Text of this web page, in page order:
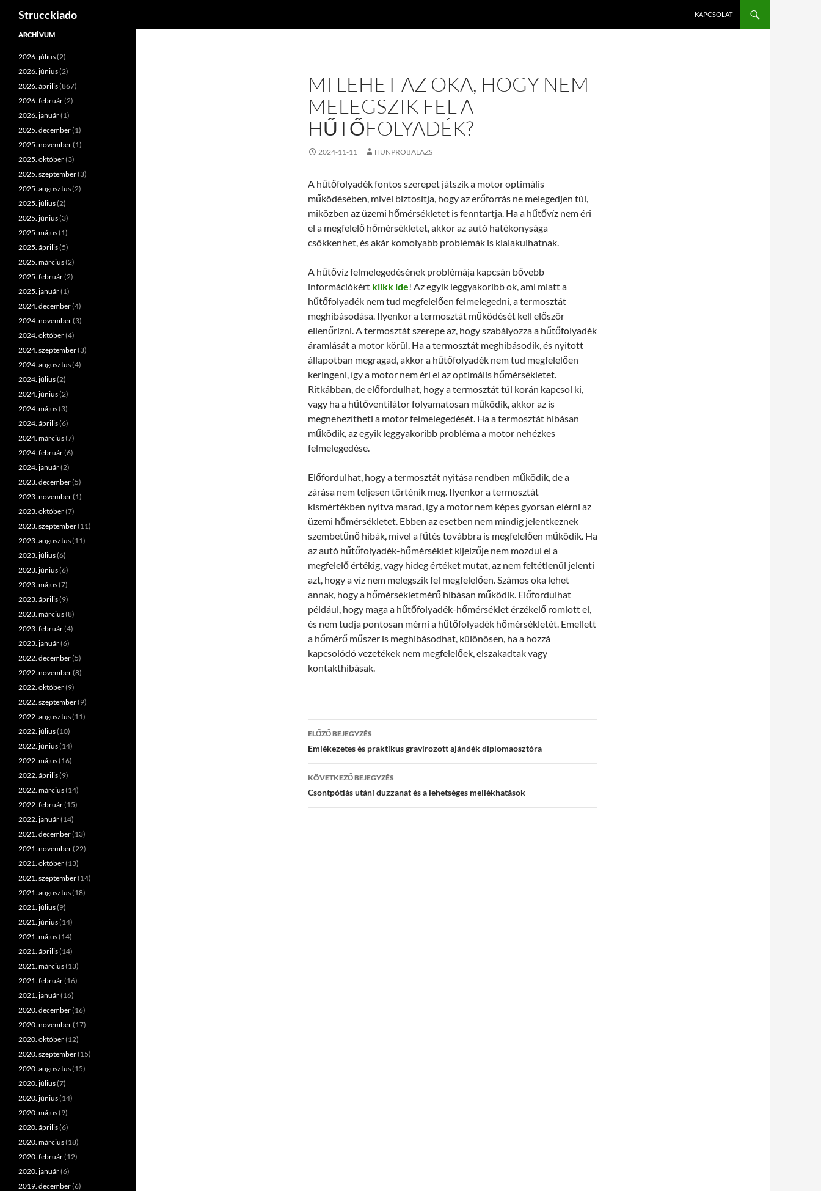
Tartalomhoz
Strucckiado KAPCSOLAT
MI LEHET AZ OKA, HOGY NEM
MELEGSZIK FEL A
HŰTŐFOLYADÉK?
2024-11-11 HUNPROBALAZS
A hűtőfolyadék fontos szerepet játszik a motor optimális
működésében, mivel biztosítja, hogy az erőforrás ne melegedjen túl,
miközben az üzemi hőmérsékletet is fenntartja. Ha a hűtővíz nem éri
el a megfelelő hőmérsékletet, akkor az autó hatékonysága
csökkenhet, és akár komolyabb problémák is kialakulhatnak.
A hűtővíz felmelegedésének problémája kapcsán bővebb
információkért klikk ide! Az egyik leggyakoribb ok, ami miatt a
hűtőfolyadék nem tud megfelelően felmelegedni, a termosztát
meghibásodása. Ilyenkor a termosztát működését kell először
ellenőrizni. A termosztát szerepe az, hogy szabályozza a hűtőfolyadék
áramlását a motor körül. Ha a termosztát meghibásodik, és nyitott
állapotban megragad, akkor a hűtőfolyadék nem tud megfelelően
keringeni, így a motor nem éri el az optimális hőmérsékletet.
Ritkábban, de előfordulhat, hogy a termosztát túl korán kapcsol ki,
vagy ha a hűtőventilátor folyamatosan működik, akkor az is
megnehezítheti a motor felmelegedését. Ha a termosztát hibásan
működik, az egyik leggyakoribb probléma a motor nehézkes
felmelegedése.
Előfordulhat, hogy a termosztát nyitása rendben működik, de a
zárása nem teljesen történik meg. Ilyenkor a termosztát
kismértékben nyitva marad, így a motor nem képes gyorsan elérni az
üzemi hőmérsékletet. Ebben az esetben nem mindig jelentkeznek
szembetűnő hibák, mivel a fűtés továbbra is megfelelően működik. Ha
az autó hűtőfolyadék-hőmérséklet kijelzője nem mozdul el a
megfelelő értékig, vagy hideg értéket mutat, az nem feltétlenül jelenti
azt, hogy a víz nem melegszik fel megfelelően. Számos oka lehet
annak, hogy a hőmérsékletmérő hibásan működik. Előfordulhat
például, hogy maga a hűtőfolyadék-hőmérséklet érzékelő romlott el,
és nem tudja pontosan mérni a hűtőfolyadék hőmérsékletét. Emellett
a hőmérő műszer is meghibásodhat, különösen, ha a hozzá
kapcsolódó vezetékek nem megfelelőek, elszakadtak vagy
kontakthibásak.
Bejegyzések
navigációja
ELŐZŐ BEJEGYZÉS
Emlékezetes és praktikus gravírozott ajándék diplomaosztóra
KÖVETKEZŐ BEJEGYZÉS
Csontpótlás utáni duzzanat és a lehetséges mellékhatások
ARCHÍVUM
2026. július(2)
2026. június(2)
2026. április(867)
2026. február(2)
2026. január(1)
2025. december(1)
2025. november(1)
2025. október(3)
2025. szeptember(3)
2025. augusztus(2)
2025. július(2)
2025. június(3)
2025. május(1)
2025. április(5)
2025. március(2)
2025. február(2)
2025. január(1)
2024. december(4)
2024. november(3)
2024. október(4)
2024. szeptember(3)
2024. augusztus(4)
2024. július(2)
2024. június(2)
2024. május(3)
2024. április(6)
2024. március(7)
2024. február(6)
2024. január(2)
2023. december(5)
2023. november(1)
2023. október(7)
2023. szeptember(11)
2023. augusztus(11)
2023. július(6)
2023. június(6)
2023. május(7)
2023. április(9)
2023. március(8)
2023. február(4)
2023. január(6)
2022. december(5)
2022. november(8)
2022. október(9)
2022. szeptember(9)
2022. augusztus(11)
2022. július(10)
2022. június(14)
2022. május(16)
2022. április(9)
2022. március(14)
2022. február(15)
2022. január(14)
2021. december(13)
2021. november(22)
2021. október(13)
2021. szeptember(14)
2021. augusztus(18)
2021. július(9)
2021. június(14)
2021. május(14)
2021. április(14)
2021. március(13)
2021. február(16)
2021. január(16)
2020. december(16)
2020. november(17)
2020. október(12)
2020. szeptember(15)
2020. augusztus(15)
2020. július(7)
2020. június(14)
2020. május(9)
2020. április(6)
2020. március(18)
2020. február(12)
2020. január(6)
2019. december(6)